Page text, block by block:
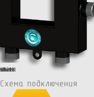
Схема подключения